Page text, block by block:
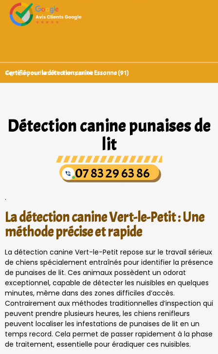
Certifié pour la détection canine Essonne (91)
Signataires d’une charte qualité
Détection canine punaises de
lit
07 83 29 63 86
.
La détection canine Vert-le-Petit : Une
méthode précise et rapide
La détection canine Vert-le-Petit repose sur le travail sérieux
de chiens spécialement entraînés pour identifier la présence
de punaises de lit. Ces animaux possèdent un odorat
exceptionnel, capable de détecter les nuisibles en quelques
minutes, même dans des zones difficiles d’accès.
Contrairement aux méthodes traditionnelles d’inspection qui
peuvent prendre plusieurs heures, les chiens renifleurs
peuvent localiser les infestations de punaises de lit en un
temps record. Cela permet de passer rapidement à la phase
de traitement, essentielle pour éradiquer ces nuisibles.